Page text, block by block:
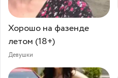
Хорошо на фазенде
летом (18+)
Девушки